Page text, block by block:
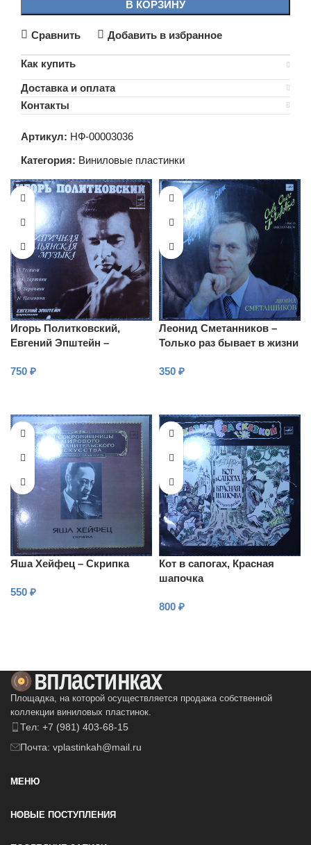
В КОРЗИНУ
Сравнить Добавить в избранное
Как купить
Доставка и оплата
Контакты
Артикул: НФ-00003036
Категория: Виниловые пластинки
Игорь Политковский,
Евгений Эпштейн –
музыка
750 ₽
Леонид Сметанников –
Только раз бывает в жизни
350 ₽
Яша Хейфец – Скрипка
550 ₽
Кот в сапогах, Красная
шапочка
800 ₽
Площадка, на которой осуществляется продажа собственной
коллекции виниловых пластинок.
Тел: +7 (981) 403-68-15
Почта: vplastinkah@mail.ru
МЕНЮ
НОВЫЕ ПОСТУПЛЕНИЯ